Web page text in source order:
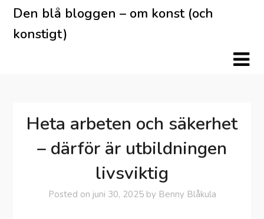
Skip
content
Den blå bloggen – om konst (och
konstigt)
Heta arbeten och säkerhet
– därför är utbildningen
livsviktig
Posted on juni 30, 2025by Benny Blåkula